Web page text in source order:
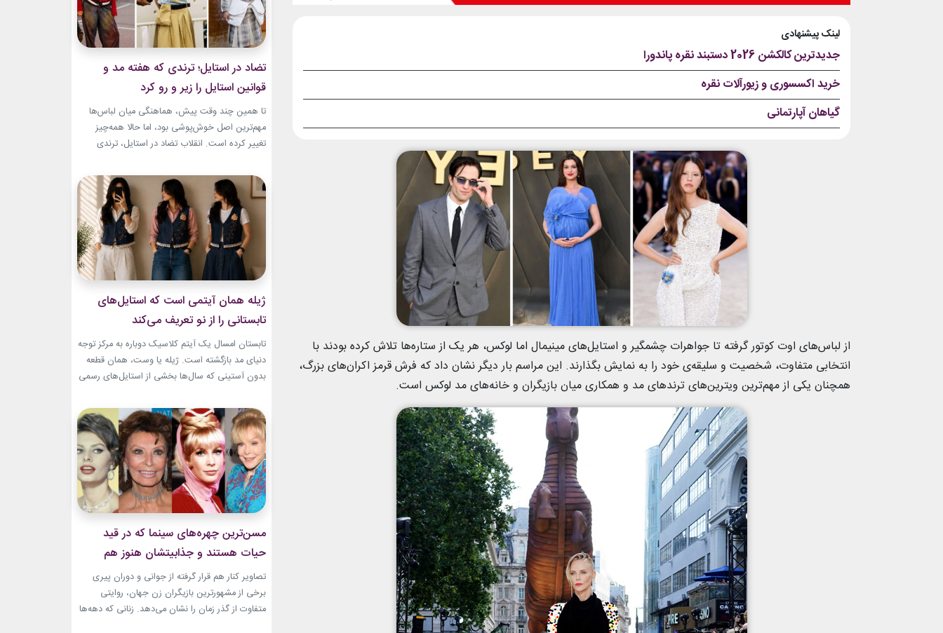
لینک پیشنهادی
جدیدترین کالکشن 2026 دستبند نقره پاندورا
خرید اکسسوری و زیورآلات نقره
گیاهان آپارتمانی
از لباس‌های اوت کوتور گرفته تا جواهرات چشمگیر و استایل‌های مینیمال اما لوکس، هر یک از ستاره‌ها تلاش کرده بودند با
انتخابی متفاوت، شخصیت و سلیقه‌ی خود را به نمایش بگذارند. این مراسم بار دیگر نشان داد که فرش قرمز اکران‌های بزرگ،
همچنان یکی از مهم‌ترین ویترین‌های ترندهای مد و همکاری میان بازیگران و خانه‌های مد لوکس است.
تضاد در استایل؛ ترندی که هفته مد و
قوانین استایل را زیر و رو کرد
تا همین چند وقت پیش، هماهنگی میان لباس‌ها
مهم‌ترین اصل خوش‌پوشی بود، اما حالا همه‌چیز
تغییر کرده است. انقلاب تضاد در استایل، ترندی
و بسیاری از رسانه‌های معتبر مد از آن به‌عنوان یکی از
مهم‌ترین نوآوری‌های دنیای فشن یاد می‌کنند. این
رویکرد، قرار نیست فقط یک...
ژیله همان آیتمی است که استایل‌های
تابستانی را از نو تعریف می‌کند
تابستان امسال یک آیتم کلاسیک دوباره به مرکز توجه
دنیای مد بازگشته است. ژیله یا وست، همان قطعه
بدون آستینی که سال‌ها بخشی از استایل‌های رسمی
روزمره شده است. استایل تابستانی با ژیله زنانه به
یکی از ترندهای محبوب فصل تبدیل شده؛ چون هم
ظاهری شیک...
مسن‌ترین چهره‌های سینما که در قید
حیات هستند و جذابیتشان هنوز هم
باقیست!
تصاویر کنار هم قرار گرفته از جوانی و دوران پیری
برخی از مشهورترین بازیگران زن جهان، روایتی
متفاوت از گذر زمان را نشان می‌دهد. زنانی که دهه‌ها